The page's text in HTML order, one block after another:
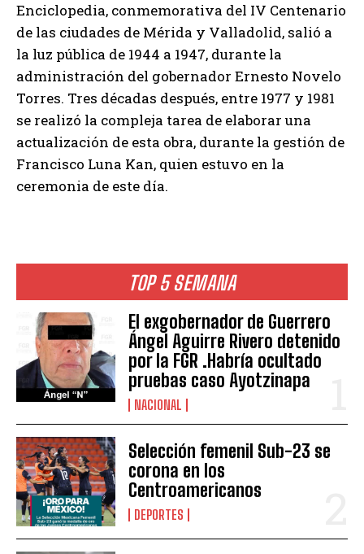
TOP 5 SEMANA
El exgobernador de Guerrero
Ángel Aguirre Rivero detenido
por la FGR .Habría ocultado
pruebas caso Ayotzinapa
NACIONAL
Selección femenil Sub-23 se
corona en los
Centroamericanos
DEPORTES
Enciclopedia, conmemorativa del IV Centenario
de las ciudades de Mérida y Valladolid, salió a
la luz pública de 1944 a 1947, durante la
administración del gobernador Ernesto Novelo
Torres. Tres décadas después, entre 1977 y 1981
se realizó la compleja tarea de elaborar una
actualización de esta obra, durante la gestión de
Francisco Luna Kan, quien estuvo en la
ceremonia de este día.